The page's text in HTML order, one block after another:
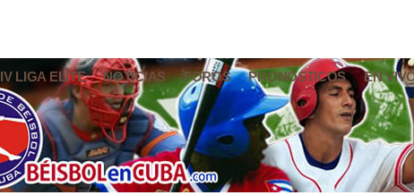
IV LIGA ELITE NOTICIAS FOROS PRONÓSTICOS EN